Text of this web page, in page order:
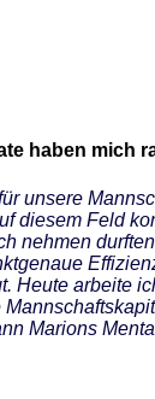
haben mich
unsere
diesem Feld
nehmen
Heute arbeite
Marions